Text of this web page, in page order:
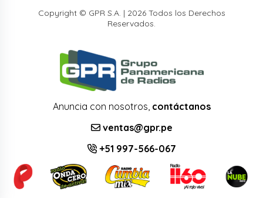
Copyright © GPR S.A. | 2026 Todos los Derechos
Reservados.
Anuncia con nosotros, contáctanos
ventas@gpr.pe
+51 997-566-067